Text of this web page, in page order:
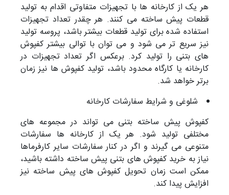
هر یک از کارخانه ها با تجهیزات متفاوتی اقدام به تولید
قطعات پیش ساخته می کنند. هر چقدر تعداد تجهیزات
استفاده شده برای تولید قطعات بیشتر باشد، پروسه تولید
نیز سریع تر می شود و می توان با توالی بیشتر کفپوش
های بتنی را تولید کرد. برعکس اگر تعداد تجهیزات در
کارخانه یا کارگاه محدود باشد، تولید کفپوش ها نیز زمان
برتر خواهد شد.
شلوغی و شرایط سفارشات کارخانه
کفپوش پیش ساخته بتنی می تواند در مجموعه های
مختلفی تولید شود. هر یک از کارخانه ها سفارشات
متنوعی می گیرند و اگر در کنار سفارشات سایر کارفرماها
نیاز به خرید کفپوش های بتنی پیش ساخته داشته باشید،
ممکن است زمان تحویل کفپوش های پیش ساخته نیز
افزایش پیدا کند.